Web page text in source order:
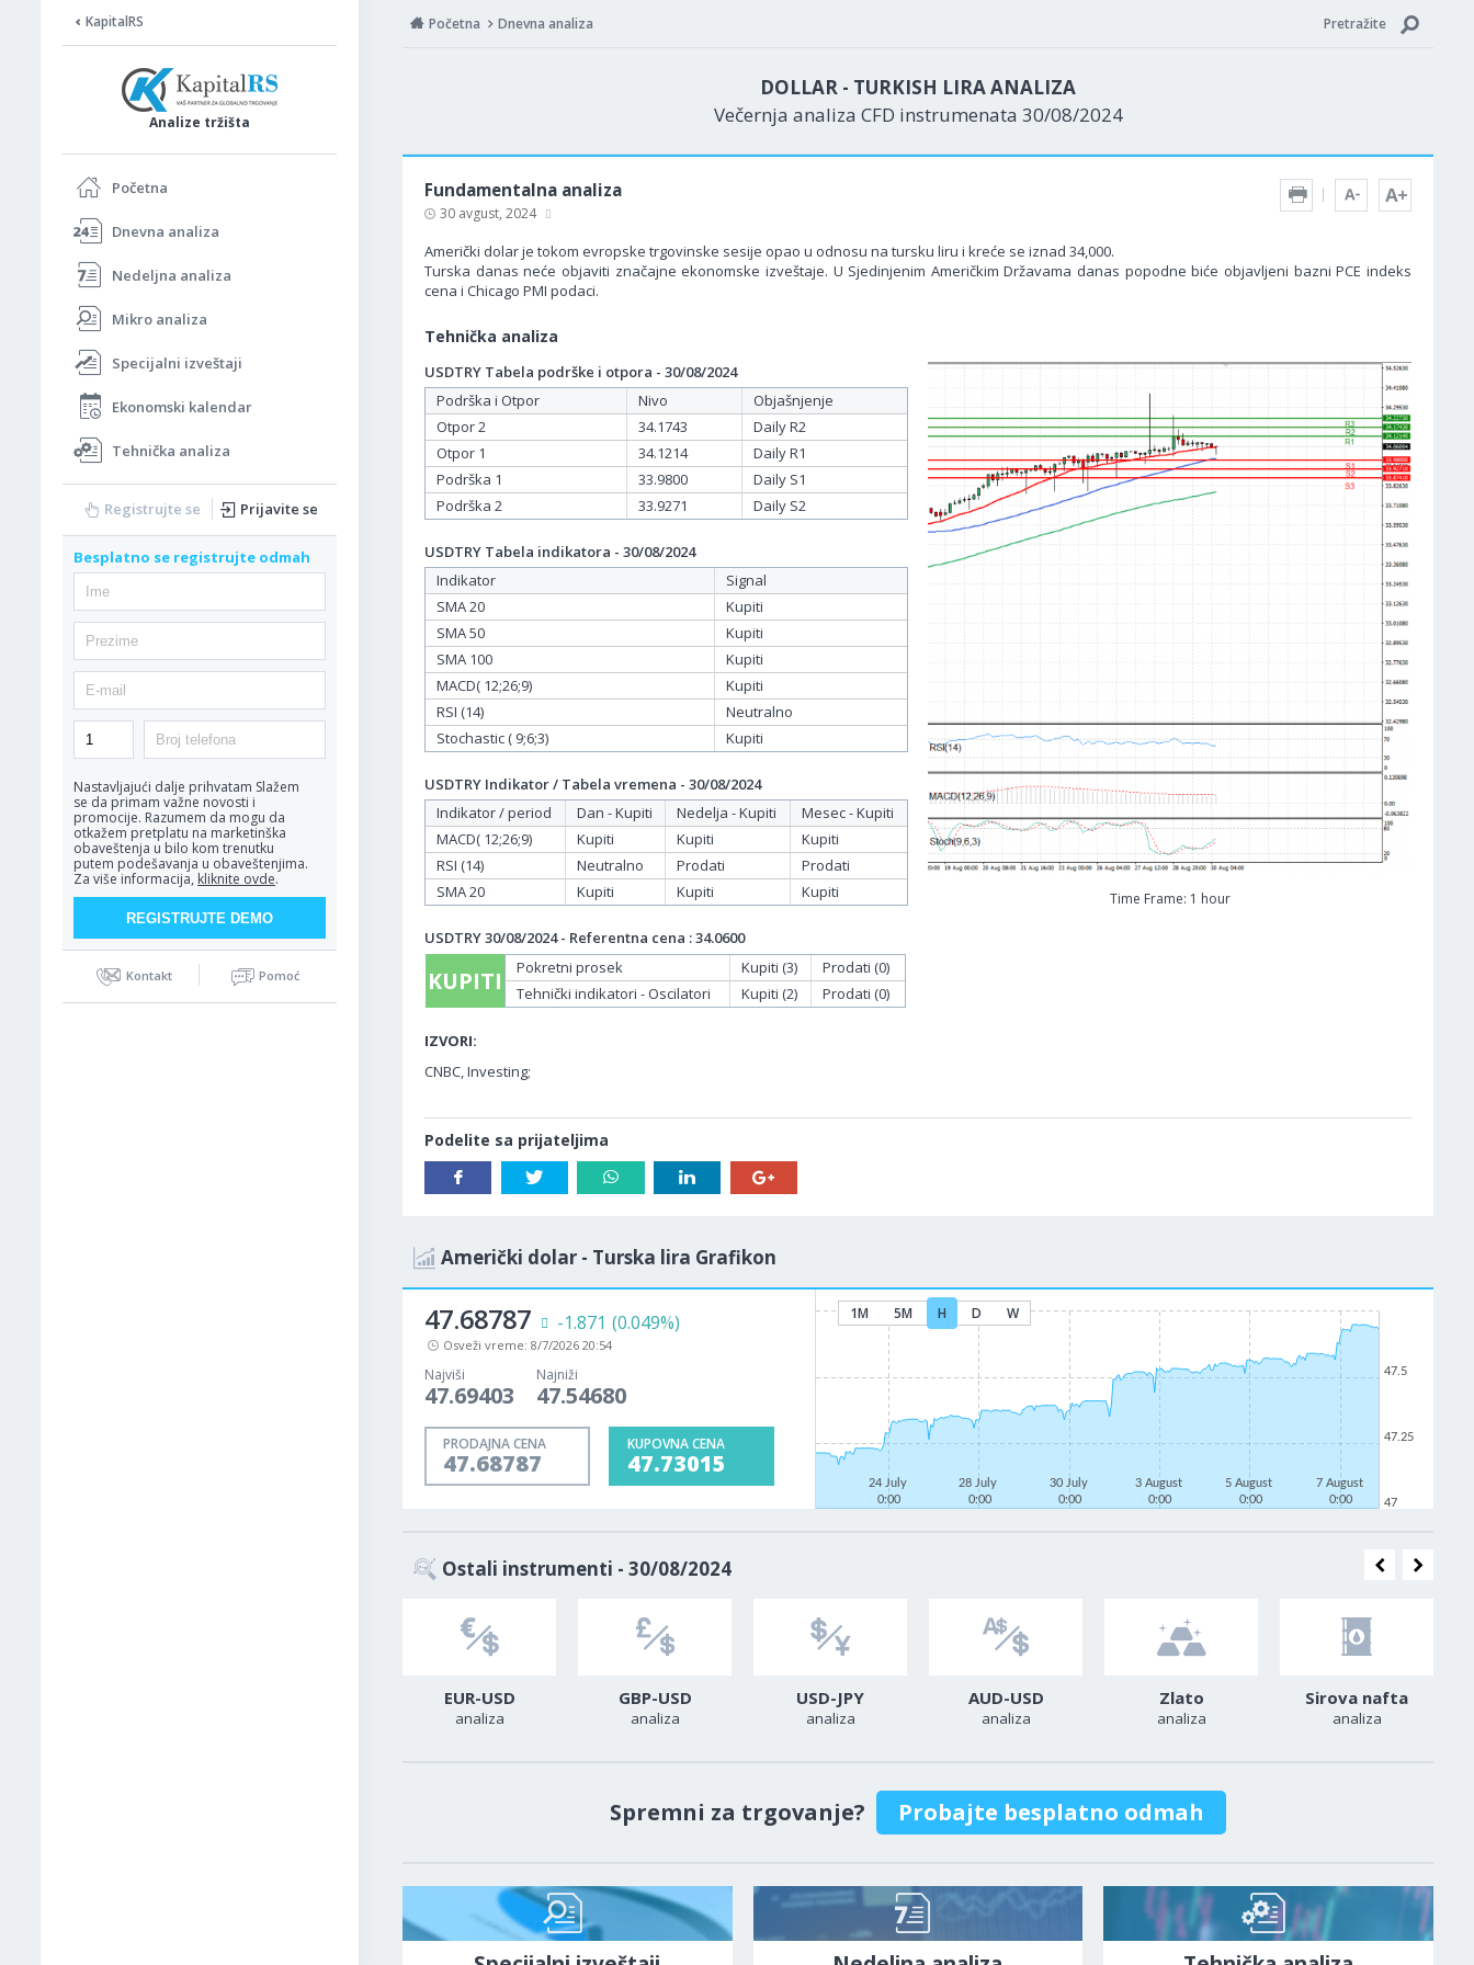
KapitalRS
Analize tržišta
Početna
Dnevna analiza
Nedeljna analiza
Mikro analiza
Specijalni izveštaji
Ekonomski kalendar
Tehnička analiza
Registrujte se Prijavite se
Besplatno se registrujte odmah
Nastavljajući dalje prihvatam Slažem
se da primam važne novosti i
promocije. Razumem da mogu da
otkažem pretplatu na marketinška
obaveštenja u bilo kom trenutku
putem podešavanja u obaveštenjima.
Za više informacija, kliknite ovde.
Kontakt Pomoć
Početna Dnevna analiza Pretražite
DOLLAR - TURKISH LIRA ANALIZA
Večernja analiza CFD instrumenata 30/08/2024
Fundamentalna analiza
30 avgust, 2024
Američki dolar je tokom evropske trgovinske sesije opao u odnosu na tursku liru i kreće se iznad 34,000.
Turska danas neće objaviti značajne ekonomske izveštaje. U Sjedinjenim Američkim Državama danas popodne biće objavljeni bazni PCE indeks
cena i Chicago PMI podaci.
Tehnička analiza
Time Frame: 1 hour
USDTRY Tabela podrške i otpora - 30/08/2024
Podrška i Otpor
Nivo
Objašnjenje
Otpor 2
34.1743
Daily R2
Otpor 1
34.1214
Daily R1
Podrška 1
33.9800
Daily S1
Podrška 2
33.9271 Daily S2
USDTRY Tabela indikatora - 30/08/2024
Indikator
Signal
SMA 20
Kupiti
SMA 50
Kupiti
SMA 100
Kupiti
MACD( 12;26;9)
Kupiti
RSI (14)
Neutralno
Stochastic ( 9;6;3)
Kupiti
USDTRY Indikator / Tabela vremena - 30/08/2024
Indikator / period
Dan - Kupiti Nedelja - Kupiti
Mesec - Kupiti
MACD( 12;26;9)
Kupiti Kupiti
Kupiti
RSI (14)
Neutralno Prodati
Prodati
SMA 20
Kupiti Kupiti Kupiti
USDTRY 30/08/2024 - Referentna cena : 34.0600
KUPITI Pokretni prosek Kupiti (3)
Prodati (0)
Tehnički indikatori - Oscilatori
Kupiti (2) Prodati (0)
IZVORI:
CNBC, Investing;
Podelite sa prijateljima
Američki dolar - Turska lira Grafikon
47.68787 -1.871 (0.049%)
Osveži vreme: 8/7/2026 20:54
Najviši
47.69403
Najniži
47.54680
PRODAJNA CENA
47.68787
KUPOVNA CENA
47.73015
1M 5M H D W
24 July
0:00
28 July
0:00
30 July
0:00
3 August
0:00
5 August
0:00
7 August
0:00
47
47.25
47.5
Ostali instrumenti - 30/08/2024
EUR-USD
analiza
GBP-USD
analiza
USD-JPY
analiza
AUD-USD
analiza
Zlato
analiza
Sirova nafta
analiza
Spremni za trgovanje? Probajte besplatno odmah